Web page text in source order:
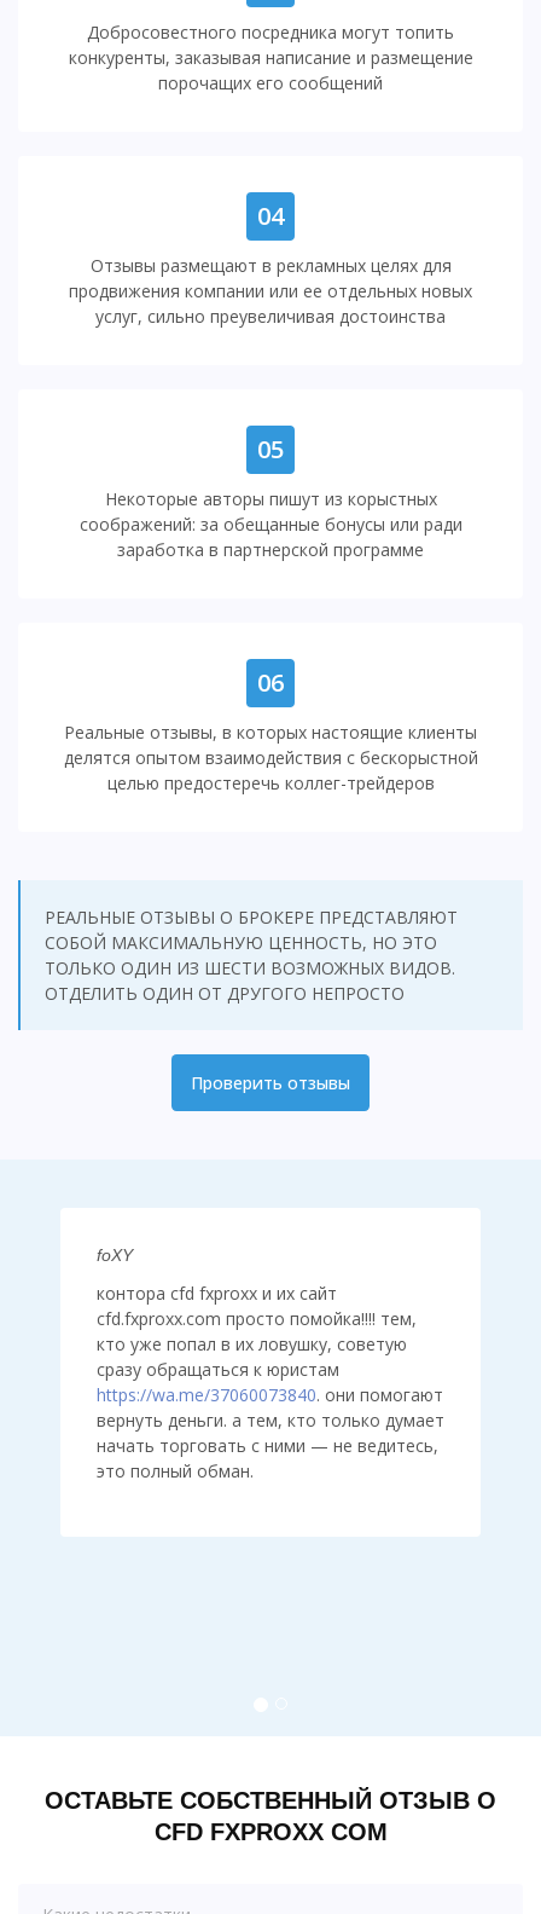
Добросовестного посредника могут топить
конкуренты, заказывая написание и размещение
порочащих его сообщений
04
Отзывы размещают в рекламных целях для
продвижения компании или ее отдельных новых
услуг, сильно преувеличивая достоинства
05
Некоторые авторы пишут из корыстных
соображений: за обещанные бонусы или ради
заработка в партнерской программе
06
Реальные отзывы, в которых настоящие клиенты
делятся опытом взаимодействия с бескорыстной
целью предостеречь коллег-трейдеров
РЕАЛЬНЫЕ ОТЗЫВЫ О БРОКЕРЕ ПРЕДСТАВЛЯЮТ
СОБОЙ МАКСИМАЛЬНУЮ ЦЕННОСТЬ, НО ЭТО
ТОЛЬКО ОДИН ИЗ ШЕСТИ ВОЗМОЖНЫХ ВИДОВ.
ОТДЕЛИТЬ ОДИН ОТ ДРУГОГО НЕПРОСТО
Проверить отзывы
foXY
контора cfd fxproxx и их сайт
cfd.fxproxx.com просто помойка!!!! тем,
кто уже попал в их ловушку, советую
сразу обращаться к юристам
https://wa.me/37060073840. они помогают
вернуть деньги. а тем, кто только думает
начать торговать с ними — не ведитесь,
это полный обман.
ОСТАВЬТЕ СОБСТВЕННЫЙ ОТЗЫВ О
CFD FXPROXX COM